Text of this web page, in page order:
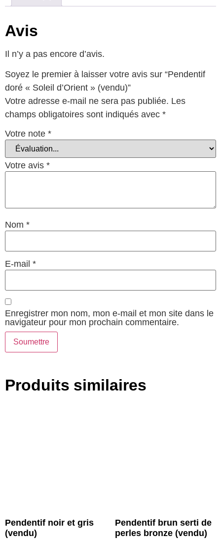
Avis
Il n’y a pas encore d’avis.
Soyez le premier à laisser votre avis sur “Pendentif
doré « Soleil d’Orient » (vendu)”
Votre adresse e-mail ne sera pas publiée. Les
champs obligatoires sont indiqués avec *
Votre note *
Votre avis *
Nom *
E-mail *
Enregistrer mon nom, mon e-mail et mon site dans le
navigateur pour mon prochain commentaire.
Produits similaires
Pendentif noir et gris
(vendu)
Pendentif brun serti de
perles bronze (vendu)